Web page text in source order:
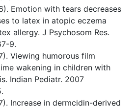
Emotion with tears decreases
to latex in atopic eczema
allergy. J Psychosom Res.
9.
Viewing humorous film
wakening in children with
Indian Pediatr. 2007
Increase in dermcidin-derived